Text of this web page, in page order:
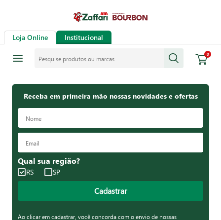
Loja Online Institucional
0
Receba em primeira mão nossas novidades e ofertas
Qual sua região?
RS SP
Cadastrar
Ao clicar em cadastrar, você concorda com o envio de nossas